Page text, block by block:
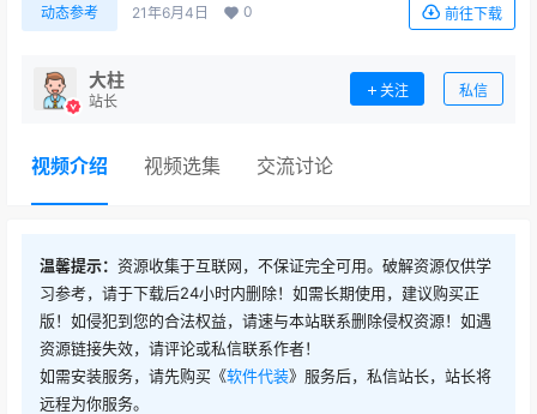
动态参考 21年6月4日 0 前往下载
大柱
站长
关注 私信
视频介绍 视频选集 交流讨论
温馨提示： 资源收集于互联网，不保证完全可用。破解资源仅供学
习参考，请于下载后24小时内删除！如需长期使用，建议购买正
版！如侵犯到您的合法权益，请速与本站联系删除侵权资源！如遇
资源链接失效，请评论或私信联系作者！
如需安装服务，请先购买《软件代装》服务后，私信站长，站长将
远程为你服务。